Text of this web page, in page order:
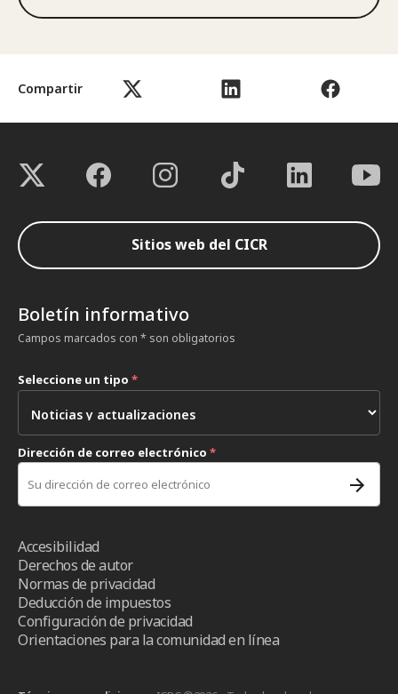
Compartir
Sitios web del CICR
Boletín informativo
Campos marcados con * son obligatorios
Seleccione un tipo *
Dirección de correo electrónico *
Accesibilidad
Derechos de autor
Normas de privacidad
Deducción de impuestos
Configuración de privacidad
Orientaciones para la comunidad en línea